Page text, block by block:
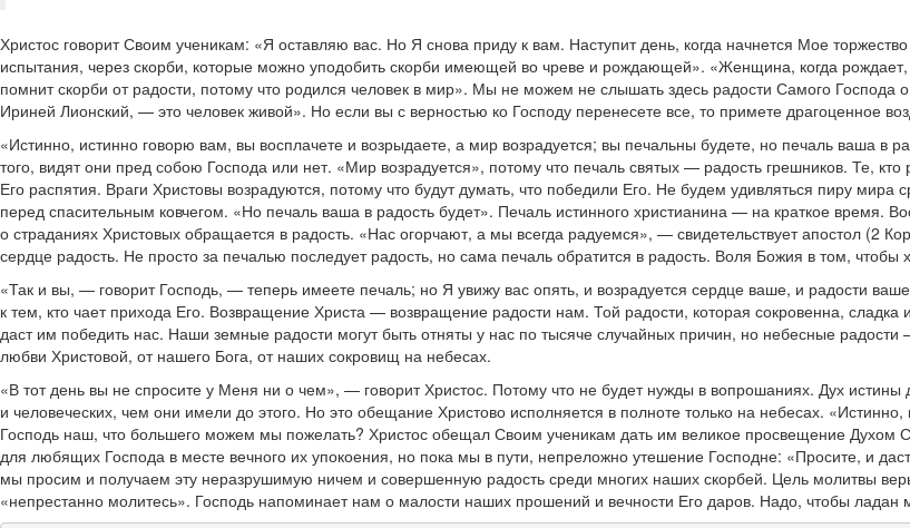
Христос говорит Своим ученикам: «Я оставляю вас. Но Я снова приду к вам. Наступит день, когда начнется Мое
испытания, через скорби, которые можно уподобить скорби имеющей во чреве и рождающей». «Женщина, когда
помнит скорби от радости, потому что родился человек в мир». Мы не можем не слышать здесь радости Самого
Ириней Лионский, — это человек живой». Но если вы с верностью ко Господу перенесете все, то примете драгоценное
«Истинно, истинно говорю вам, вы восплачете и возрыдаете, а мир возрадуется; вы печальны будете, но печаль ваша в
того, видят они пред собою Господа или нет. «Мир возрадуется», потому что печаль святых — радость грешников. Те,
Его распятия. Враги Христовы возрадуются, потому что будут думать, что победили Его. Не будем удивляться пиру
перед спасительным ковчегом. «Но печаль ваша в радость будет». Печаль истинного христианина — на краткое время.
о страданиях Христовых обращается в радость. «Нас огорчают, а мы всегда радуемся», — свидетельствует апостол (2
сердце радость. Не просто за печалью последует радость, но сама печаль обратится в радость. Воля Божия в том,
«Так и вы, — говорит Господь, — теперь имеете печаль; но Я увижу вас опять, и возрадуется сердце ваше, и радости
к тем, кто чает прихода Его. Возвращение Христа — возвращение радости нам. Той радости, которая сокровенна,
даст им победить нас. Наши земные радости могут быть отняты у нас по тысяче случайных причин, но небесные радости
любви Христовой, от нашего Бога, от наших сокровищ на небесах.
«В тот день вы не спросите у Меня ни о чем», — говорит Христос. Потому что не будет нужды в вопрошаниях. Дух
и человеческих, чем они имели до этого. Но это обещание Христово исполняется в полноте только на небесах.
Господь наш, что большего можем мы пожелать? Христос обещал Своим ученикам дать им великое просвещение Духом
для любящих Господа в месте вечного их упокоения, но пока мы в пути, непреложно утешение Господне: «Просите, и
мы просим и получаем эту неразрушимую ничем и совершенную радость среди многих наших скорбей. Цель молитвы
«непрестанно молитесь». Господь напоминает нам о малости наших прошений и вечности Его даров. Надо, чтобы